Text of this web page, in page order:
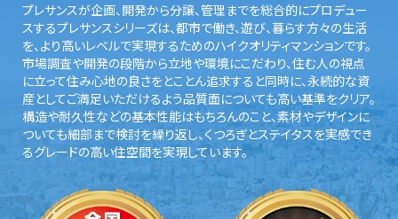
プレサンスが企画、開発から分譲、管理までを総合的にプロデュー
スするプレサンスシリーズは、都市で働き、遊び、暮らす方々の生活
を、より高いレベルで実現するためのハイクオリティマンションです。
市場調査や開発の段階から立地や環境にこだわり、住む人の視点
に立って住み心地の良さをとことん追求すると同時に、永続的な資
産としてご満足いただけるよう品質面についても高い基準をクリア。
構造や耐久性などの基本性能はもちろんのこと、素材やデザインに
ついても細部まで検討を繰り返し、くつろぎとステイタスを実感でき
るグレードの高い住空間を実現しています。